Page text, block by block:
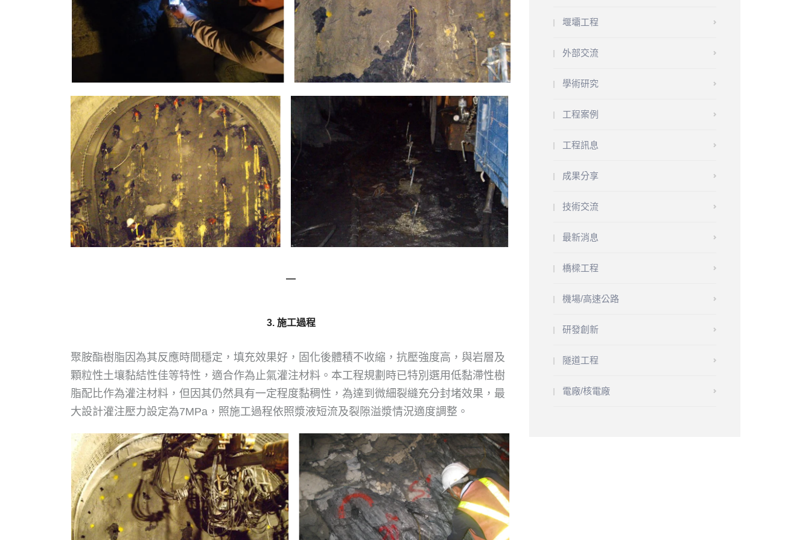
―
3. 施工過程
聚胺酯樹脂因為其反應時間穩定，填充效果好，固化後體積不收縮，抗壓強度高，與岩層及
顆粒性土壤黏結性佳等特性，適合作為止氣灌注材料。本工程規劃時已特別選用低黏滯性樹
脂配比作為灌注材料，但因其仍然具有一定程度黏稠性，為達到微細裂縫充分封堵效果，最
大設計灌注壓力設定為7MPa，照施工過程依照漿液短流及裂隙溢漿情況適度調整。
堰壩工程
外部交流
學術研究
工程案例
工程訊息
成果分享
技術交流
最新消息
橋樑工程
機場/高速公路
研發創新
隧道工程
電廠/核電廠